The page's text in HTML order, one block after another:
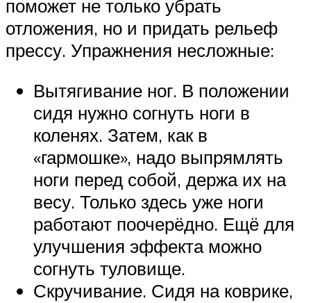
поможет не только убрать
отложения, но и придать рельеф
прессу. Упражнения несложные:
Вытягивание ног. В положении
сидя нужно согнуть ноги в
коленях. Затем, как в
«гармошке», надо выпрямлять
ноги перед собой, держа их на
весу. Только здесь уже ноги
работают поочерёдно. Ещё для
улучшения эффекта можно
согнуть туловище.
Скручивание. Сидя на коврике,